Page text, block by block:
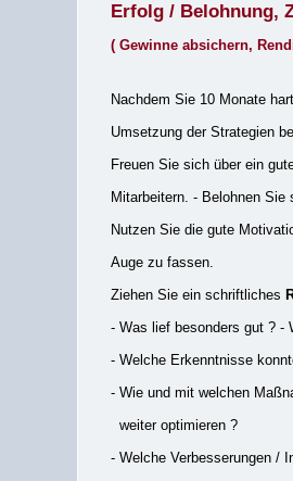
Erfolg / Belohnung,
( Gewinne absichern,
Nachdem Sie 10 Monate
Umsetzung der Strategien
Freuen Sie sich über ein
Mitarbeitern. - Belohnen
Nutzen Sie die gute
Auge zu fassen.
Ziehen Sie ein schriftliches
- Was lief besonders gut ? -
- Welche Erkenntnisse
- Wie und mit welchen
weiter optimieren ?
- Welche Verbesserungen /